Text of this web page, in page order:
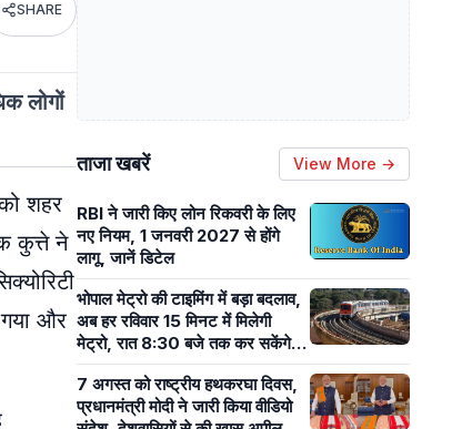
SHARE
लोगों
शहर
कुत्ते ने
और
ताजा खबरें View More →
RBI ने जारी किए लोन रिकवरी के लिए
नए नियम, 1 जनवरी 2027 से होंगे
लागू, जानें डिटेल
भोपाल मेट्रो की टाइमिंग में बड़ा बदलाव,
अब हर रविवार 15 मिनट में मिलेगी
मेट्रो, रात 8:30 बजे तक कर सकेंगे
सफर
7 अगस्त को राष्ट्रीय हथकरघा दिवस,
प्रधानमंत्री मोदी ने जारी किया वीडियो